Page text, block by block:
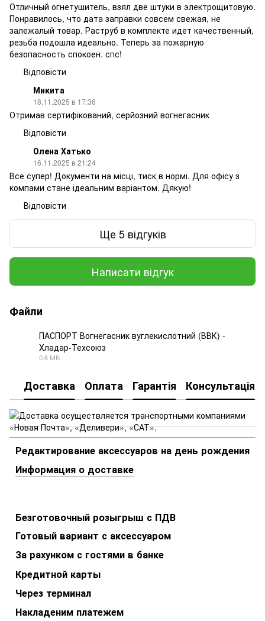
Отличный огнетушитель, взял две штуки в электрощитовую.
Понравилось, что дата заправки совсем свежая, не
залежалый товар. Раструб в комплекте идет качественный,
резьба подошла идеально. Теперь за пожарную
безопасность спокоен. спс!
Відповісти
Микита
18.11.2025 в 17:36
Отримав сертифікований, серйозний вогнегасник
Відповісти
Олена Хатько
16.11.2025 в 21:24
Все супер! Документи на місці, тиск в нормі. Для офісу з
компами стане ідеальним варіантом. Дякую!
Відповісти
Ще 5 відгуків
Написати відгук
Файли
ПАСПОРТ Вогнегасник вуглекислотний (ВВК) -
Хладар-Техсоюз
0.6 МБ
Доставка Оплата Гарантія Консультація
Редактирование аксессуаров на день рождения
Информация о доставке
Безготовочный розыгрыш с ПДВ
Готовый вариант с аксессуаром
За рахунком с гостями в банке
Кредитной карты
Через терминал
Накладеним платежем